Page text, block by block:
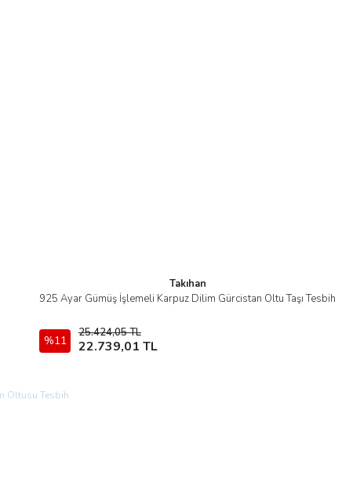
Takıhan
925 Ayar Gümüş İşlemeli Karpuz Dilim Gürcistan Oltu Taşı Tesbih
%11
25.424,05 TL
22.739,01 TL
İncele